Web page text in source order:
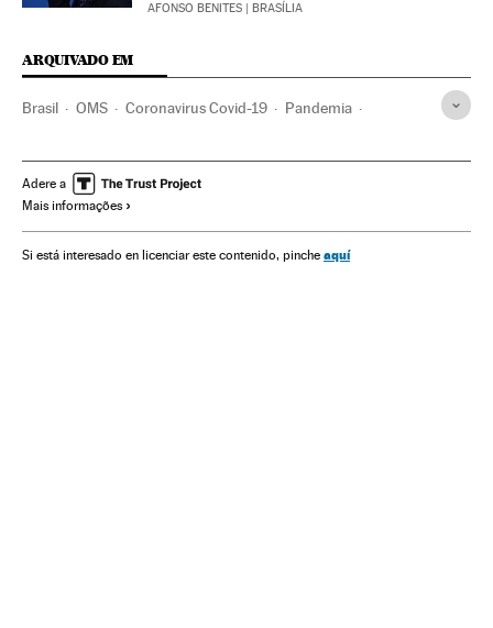
AFONSO BENITES | BRASÍLIA
ARQUIVADO EM
Brasil OMS Coronavirus Covid-19 Pandemia
Ministério Saúde CPI Pandemia
Congresso Nacional
Marcelo Queiroga Luis Miranda
Adere a
Mais informações
Si está interesado en licenciar este contenido, pinche aquí